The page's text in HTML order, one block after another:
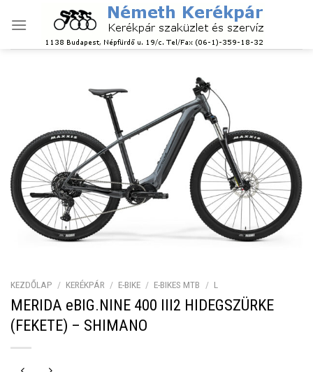
KEZDŐLAP / KERÉKPÁR / E-BIKE / E-BIKES MTB / L
MERIDA eBIG.NINE 400 III2 HIDEGSZÜRKE
(FEKETE) – SHIMANO